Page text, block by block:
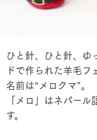
ひと針、ひと針、ゆ
ドで作られた羊毛フ
名前は“メロクマ”。
「メロ」はネパー
す。